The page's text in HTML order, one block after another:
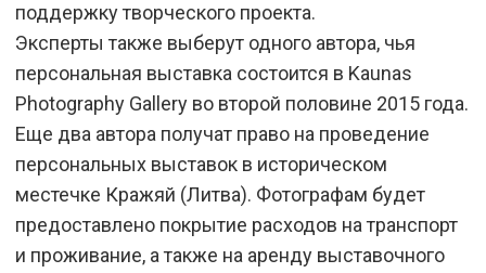
поддержку творческого проекта.
Эксперты также выберут одного автора, чья
персональная выставка состоится в Kaunas
Photography Gallery во второй половине 2015 года.
Еще два автора получат право на проведение
персональных выставок в историческом
местечке Кражяй (Литва). Фотографам будет
предоставлено покрытие расходов на транспорт
и проживание, а также на аренду выставочного